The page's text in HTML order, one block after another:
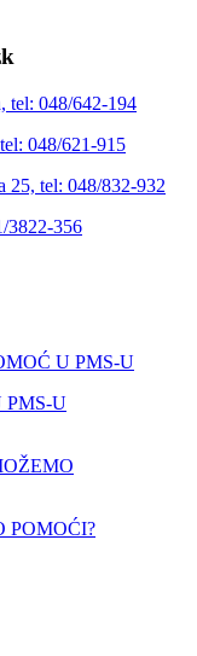
tel: 048/642-194
048/621-915
25, tel: 048/832-932
3822-356
PMS-U
POMOĆI?